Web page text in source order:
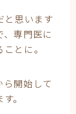
と思います
専門医に
とに。
ら開始して
。